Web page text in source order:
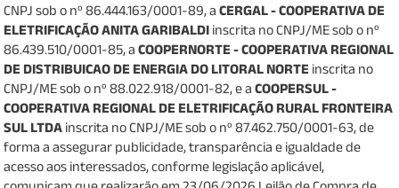
CNPJ sob o nº 86.444.163/0001-89, aCERGAL - COOPERATIVA DE
ELETRIFICAÇÃO ANITA GARIBALDI inscrita no CNPJ/ME sob o nº
86.439.510/0001-85, aCOOPERNORTE - COOPERATIVA REGIONAL
DE DISTRIBUICAO DE ENERGIA DO LITORAL NORTE inscrita no
CNPJ/ME sob o nº 88.022.918/0001-82, e aCOOPERSUL -
COOPERATIVA REGIONAL DE ELETRIFICAÇÃO RURAL FRONTEIRA
SUL LTDA inscrita no CNPJ/ME sob o nº 87.462.750/0001-63, de
forma a assegurar publicidade, transparência e igualdade de
acesso aos interessados, conforme legislação aplicável,